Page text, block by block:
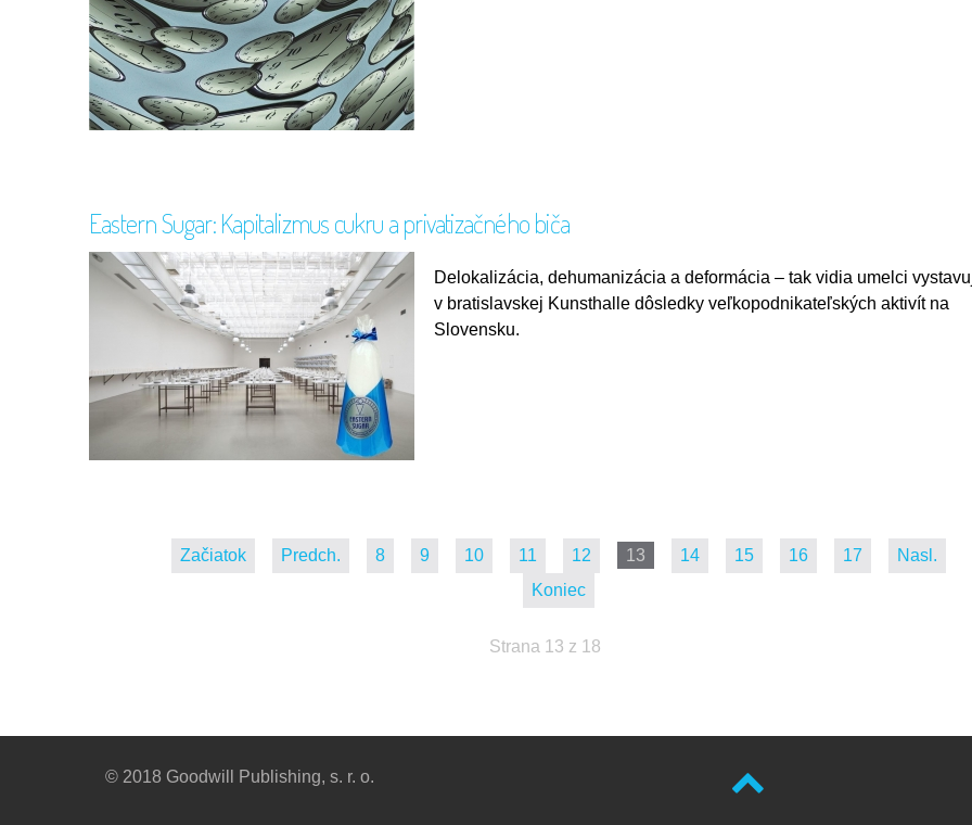
Eastern Sugar: Kapitalizmus cukru a privatizačného biča
Delokalizácia, dehumanizácia a deformácia – tak vidia umelci
v bratislavskej Kunsthalle dôsledky veľkopodnikateľských aktivít na
Slovensku.
Začiatok Predch. 8 9 10 11 12 13 14 15 16 17
Nasl.
Koniec
Strana 13 z 18
© 2018 Goodwill Publishing, s. r. o.